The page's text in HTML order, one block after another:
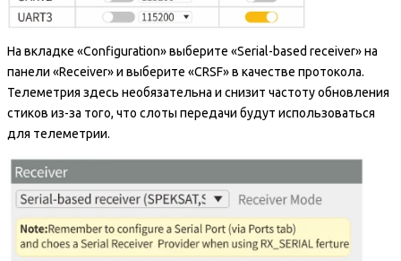
На вкладке «Configuration» выберите «Serial-based receiver» на
панели «Receiver» и выберите «CRSF» в качестве протокола.
Телеметрия здесь необязательна и снизит частоту обновления
стиков из-за того, что слоты передачи будут использоваться
для телеметрии.